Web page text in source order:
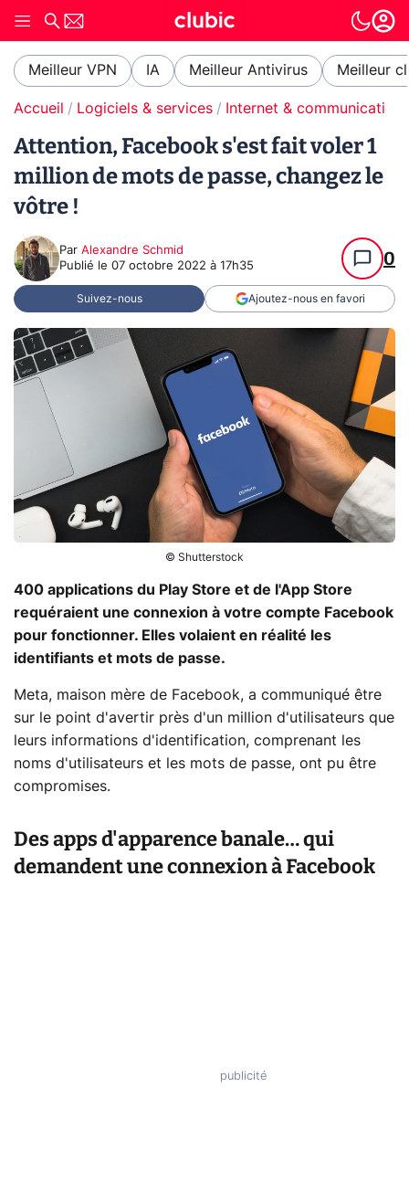
Meilleur VPN IA Meilleur Antivirus Meilleur
Accueil Logiciels & services Internet & communication
Attention, Facebook s'est fait voler 1
million de mots de passe, changez le
vôtre !
Par Alexandre Schmid
Publié le 07 octobre 2022 à 17h35 0
Suivez-nous Ajoutez-nous en favori
© Shutterstock
400 applications du Play Store et de l'App Store
requéraient une connexion à votre compte Facebook
pour fonctionner. Elles volaient en réalité les
identifiants et mots de passe.
Meta, maison mère de Facebook, a communiqué être
sur le point d'avertir près d'un million d'utilisateurs que
leurs informations d'identification, comprenant les
noms d'utilisateurs et les mots de passe, ont pu être
compromises.
Des apps d'apparence banale… qui
demandent une connexion à Facebook